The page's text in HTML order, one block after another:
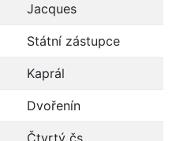
Jacques
Státní zástupce
Kaprál
Dvořenín
Čtvrtý čs.